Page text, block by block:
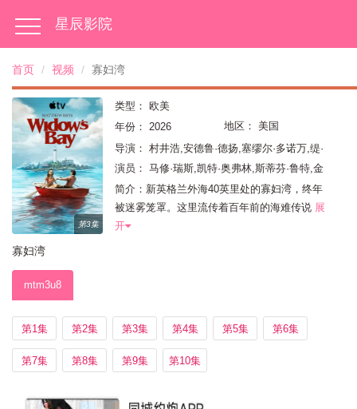
星辰影院
首页 视频 寡妇湾
第3集
寡妇湾
类型：
欧美
年份：
2026 地区：
美国
导演：
村井浩,安德鲁·德扬,塞缪尔·多诺万,缇·
威斯特
演员：
马修·瑞斯,凯特·奥弗林,斯蒂芬·鲁特,金
斯顿·鲁米·索斯威克,凯文·卡罗尔,戴尔·迪奇,Ava
Gaudet,威廉·希尔,戴维·阿姆斯特朗,伊莱·D·戈
斯,Jimmy Shirts,伊恩·莱昂斯,克里斯托弗·C·詹
简介：新英格兰外海40英里处的寡妇湾，终年
被迷雾笼罩。这里流传着百年前的海难传说 展
开
mtm3u8
第1集 第2集 第3集 第4集 第5集 第6集
第7集 第8集 第9集 第10集